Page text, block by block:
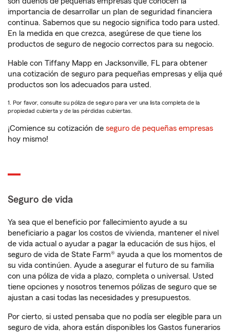
importancia de desarrollar un plan de seguridad financiera
continua. Sabemos que su negocio significa todo para usted.
En la medida en que crezca, asegúrese de que tiene los
productos de seguro de negocio correctos para su negocio.
Hable con Tiffany Mapp en Jacksonville, FL para obtener
una cotización de seguro para pequeñas empresas y elija qué
productos son los adecuados para usted.
1. Por favor, consulte su póliza de seguro para ver una lista completa de la
propiedad cubierta y de las pérdidas cubiertas.
¡Comience su cotización de seguro de pequeñas empresas
hoy mismo!
Seguro de vida
Ya sea que el beneficio por fallecimiento ayude a su
beneficiario a pagar los costos de vivienda, mantener el nivel
de vida actual o ayudar a pagar la educación de sus hijos, el
seguro de vida de State Farm® ayuda a que los momentos de
su vida continúen. Ayude a asegurar el futuro de su familia
con una póliza de vida a plazo, completa o universal. Usted
tiene opciones y nosotros tenemos pólizas de seguro que se
ajustan a casi todas las necesidades y presupuestos.
Por cierto, si usted pensaba que no podía ser elegible para un
seguro de vida, ahora están disponibles los Gastos funerarios